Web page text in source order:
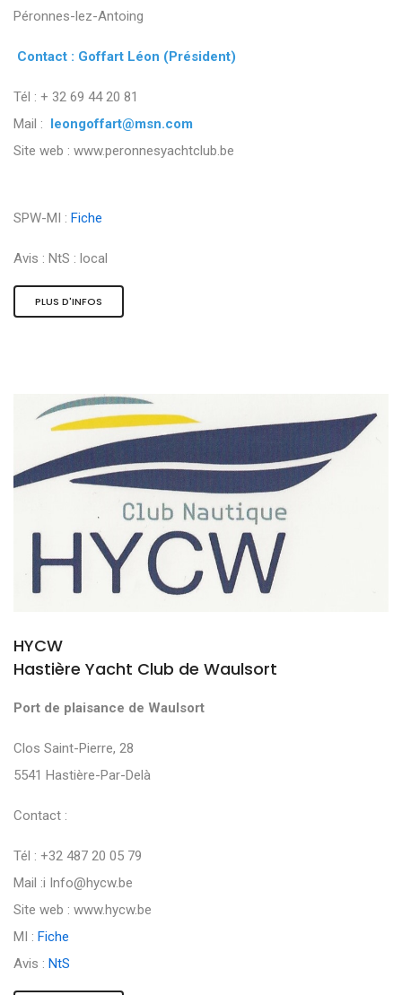
Péronnes-lez-Antoing
Contact : Goffart Léon (Président)
Tél : + 32 69 44 20 81
Mail : leongoffart@msn.com
Site web : www.peronnesyachtclub.be
SPW-MI : Fiche
Avis : NtS : local
PLUS D'INFOS
HYCW
Hastière Yacht Club de Waulsort
Port de plaisance de Waulsort
Clos Saint-Pierre, 28
5541 Hastière-Par-Delà
Contact :
Tél : +32 487 20 05 79
Mail :i Info@hycw.be
Site web : www.hycw.be
MI : Fiche
Avis : NtS